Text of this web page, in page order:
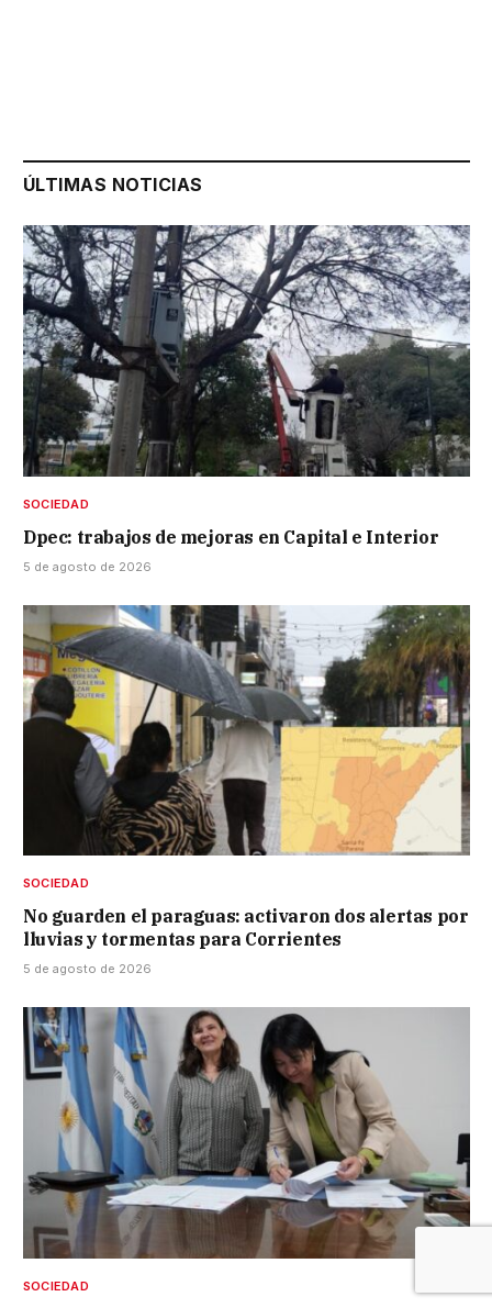
ÚLTIMAS NOTICIAS
SOCIEDAD
Dpec: trabajos de mejoras en Capital e Interior
5 de agosto de 2026
SOCIEDAD
No guarden el paraguas: activaron dos alertas por
lluvias y tormentas para Corrientes
5 de agosto de 2026
SOCIEDAD